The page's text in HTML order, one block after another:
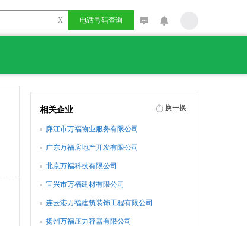
X 电话号码查询
相关企业 换一换
廉江市万福物业服务有限公司
广东万福房地产开发有限公司
北京万福科技有限公司
宜兴市万福建材有限公司
连云港万福建筑装饰工程有限公司
扬州万福压力容器有限公司